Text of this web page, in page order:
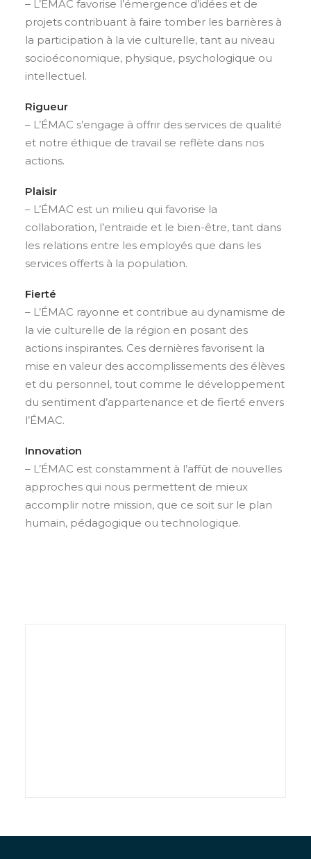
– L’ÉMAC favorise l’émergence d’idées et de
projets contribuant à faire tomber les barrières à
la participation à la vie culturelle, tant au niveau
socioéconomique, physique, psychologique ou
intellectuel.
Rigueur
– L’ÉMAC s’engage à offrir des services de qualité
et notre éthique de travail se reflète dans nos
actions.
Plaisir
– L’ÉMAC est un milieu qui favorise la
collaboration, l’entraide et le bien-être, tant dans
les relations entre les employés que dans les
services offerts à la population.
Fierté
– L’ÉMAC rayonne et contribue au dynamisme de
la vie culturelle de la région en posant des
actions inspirantes. Ces dernières favorisent la
mise en valeur des accomplissements des élèves
et du personnel, tout comme le développement
du sentiment d’appartenance et de fierté envers
l’ÉMAC.
Innovation
– L’ÉMAC est constamment à l’affût de nouvelles
approches qui nous permettent de mieux
accomplir notre mission, que ce soit sur le plan
humain, pédagogique ou technologique.